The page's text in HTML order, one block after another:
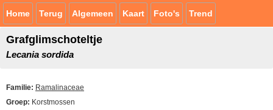
Home Terug Algemeen Kaart Foto's Trend
Grafglimschoteltje
Lecania sordida
Familie: Ramalinaceae
Groep: Korstmossen